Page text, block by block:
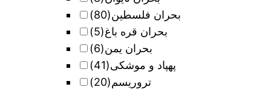
بحران فلسطین(80)
بحران قره باغ(5)
بحران یمن(6)
پهپاد و موشکی(41)
تروریسم(20)